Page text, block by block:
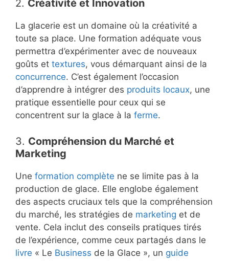
2. Créativité et Innovation
La glacerie est un domaine où la créativité a
toute sa place. Une formation adéquate vous
permettra d’expérimenter avec de nouveaux
goûts et textures, vous démarquant ainsi de la
concurrence. C’est également l’occasion
d’apprendre à intégrer des produits locaux, une
pratique essentielle pour ceux qui se
concentrent sur la glace à la ferme.
3. Compréhension du Marché et
Marketing
Une formation complète ne se limite pas à la
production de glace. Elle englobe également
des aspects cruciaux tels que la compréhension
du marché, les stratégies de marketing et de
vente. Cela inclut des conseils pratiques tirés
de l’expérience, comme ceux partagés dans le
livre « Le Business de la Glace », un guide